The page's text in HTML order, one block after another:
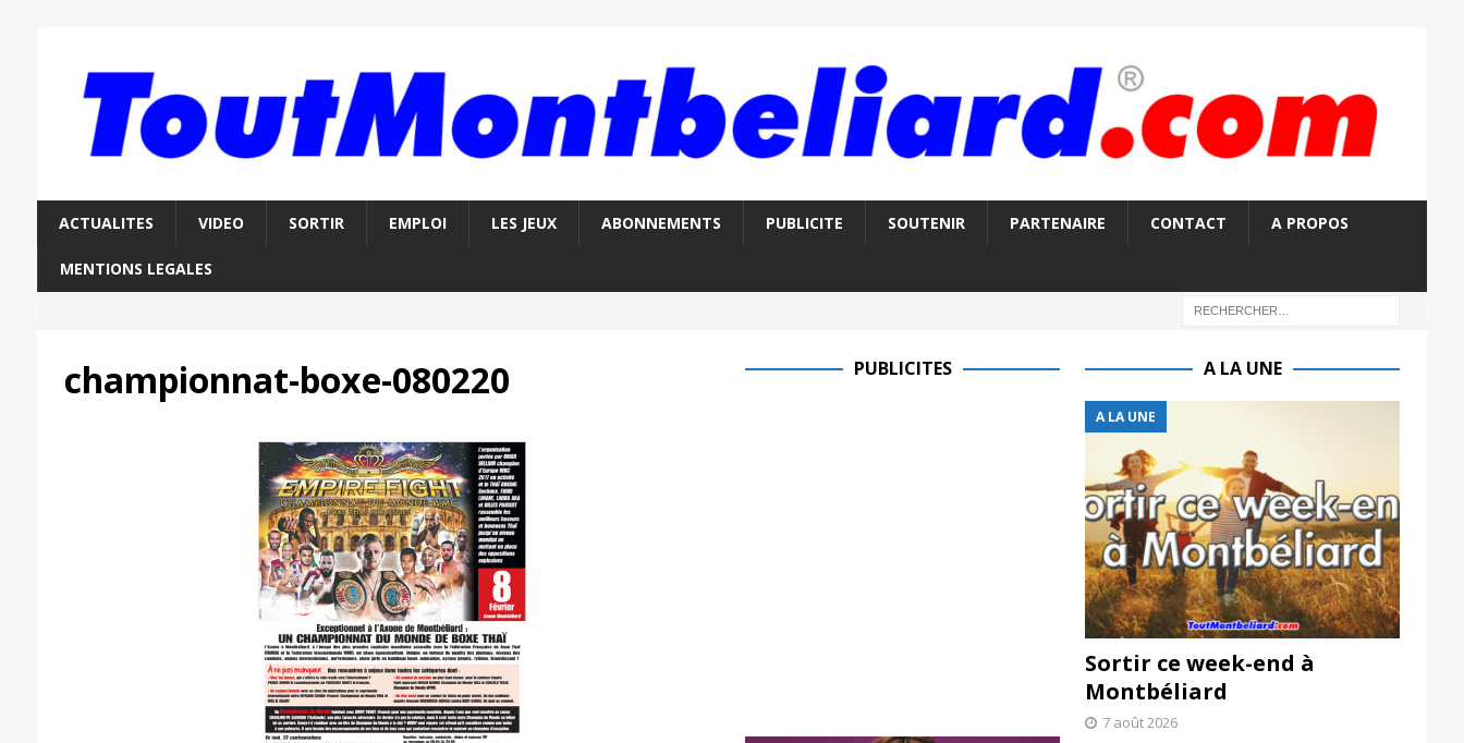
ACTUALITES VIDEO SORTIR EMPLOI LES JEUX ABONNEMENTS PUBLICITE SOUTENIR PARTENAIRE CONTACT A PROPOS
MENTIONS LEGALES
championnat-boxe-080220 PUBLICITES A LA UNE
A LA UNE
Sortir ce week-end à
Montbéliard
7 août 2026